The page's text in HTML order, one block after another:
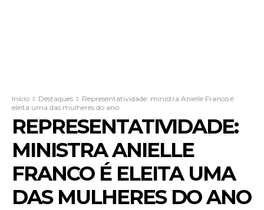
Início Destaques
Representatividade: ministra Anielle Franco é
eleita uma das mulheres do ano
REPRESENTATIVIDADE:
MINISTRA ANIELLE
FRANCO É ELEITA UMA
DAS MULHERES DO ANO